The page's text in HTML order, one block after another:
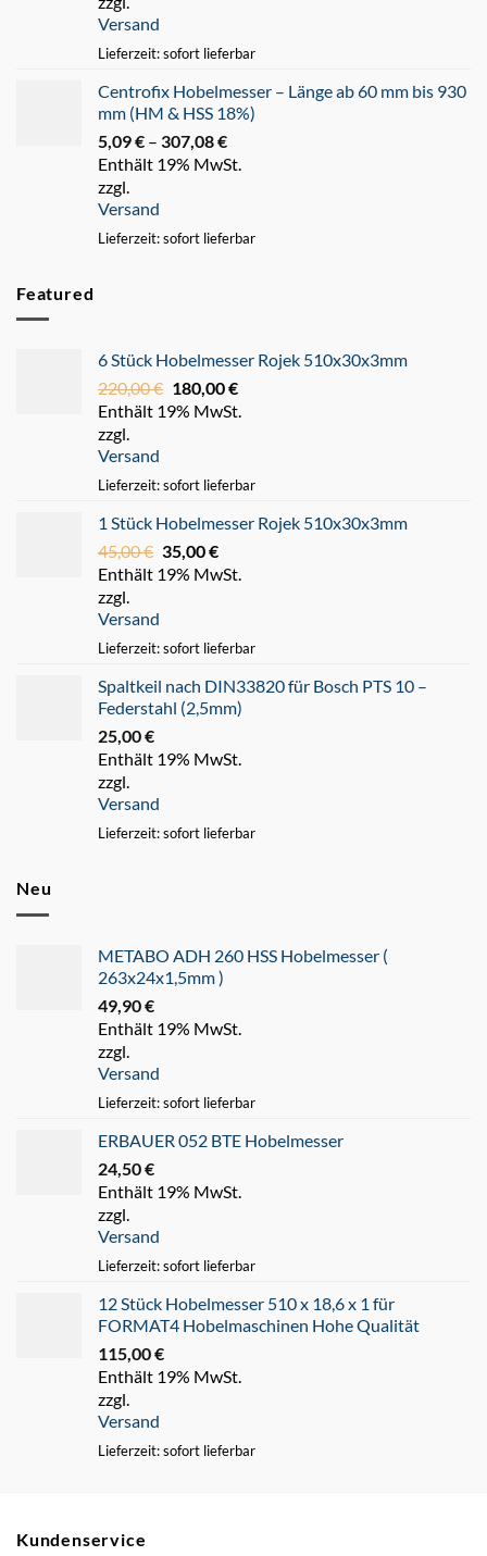
Versand
Lieferzeit: sofort lieferbar
Centrofix Hobelmesser – Länge ab 60 mm bis 930
mm (HM & HSS 18%)
5,09€ – 307,08€
5,09 €
Enthält 19% MwSt.
zzgl.
Versand
Lieferzeit: sofort lieferbar
Featured
6 Stück Hobelmesser Rojek 510x30x3mm
220,00€ Ursprünglicher
Preis
180,00€Aktueller
Preis
Enthält 19% MwSt.
zzgl.
Versand
Lieferzeit: sofort lieferbar
1 Stück Hobelmesser Rojek 510x30x3mm
45,00€ Ursprünglicher
Preis
35,00€Aktueller
Preis
Enthält 19% MwSt.
zzgl.
Versand
Lieferzeit: sofort lieferbar
Spaltkeil nach DIN33820 für Bosch PTS 10 –
Federstahl (2,5mm)
25,00€
Enthält 19% MwSt.
zzgl.
Versand
Lieferzeit: sofort lieferbar
Neu
METABO ADH 260 HSS Hobelmesser (
263x24x1,5mm )
49,90€
Enthält 19% MwSt.
zzgl.
Versand
Lieferzeit: sofort lieferbar
ERBAUER 052 BTE Hobelmesser
24,50€
Enthält 19% MwSt.
zzgl.
Versand
Lieferzeit: sofort lieferbar
12 Stück Hobelmesser 510 x 18,6 x 1 für
FORMAT4 Hobelmaschinen Hohe Qualität
115,00€
Enthält 19% MwSt.
zzgl.
Versand
Lieferzeit: sofort lieferbar
Kundenservice